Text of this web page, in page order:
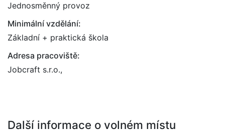
Jednosměnný provoz
Minimální vzdělání:
Základní + praktická škola
Adresa pracoviště:
Jobcraft s.r.o.,
Další informace o volném místu